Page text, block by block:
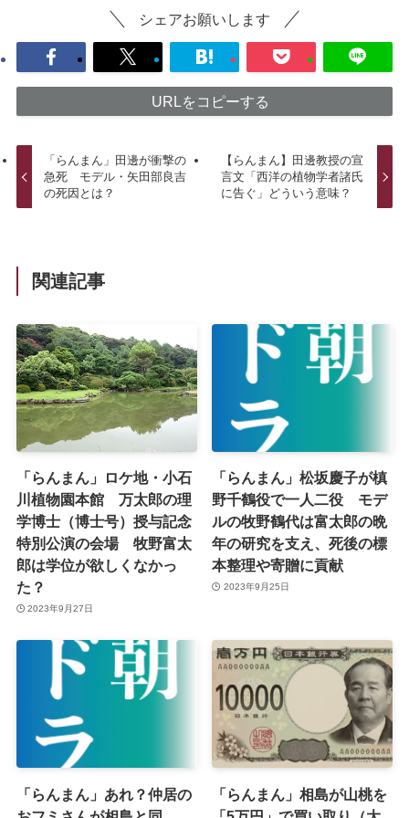
シェアお願いします
URLをコピーする
「らんまん」田邊が衝撃の
急死 モデル・矢田部良吉
の死因とは？
【らんまん】田邊教授の宣
言文「西洋の植物学者諸氏
に告ぐ」どういう意味？
関連記事
「らんまん」ロケ地・小石
川植物園本館 万太郎の理
学博士（博士号）授与記念
特別公演の会場 牧野富太
郎は学位が欲しくなかっ
た？
2023年9月27日
「らんまん」松坂慶子が槙
野千鶴役で一人二役 モデ
ルの牧野鶴代は富太郎の晩
年の研究を支え、死後の標
本整理や寄贈に貢献
2023年9月25日
「らんまん」あれ？仲居の
「らんまん」相島が山桃を